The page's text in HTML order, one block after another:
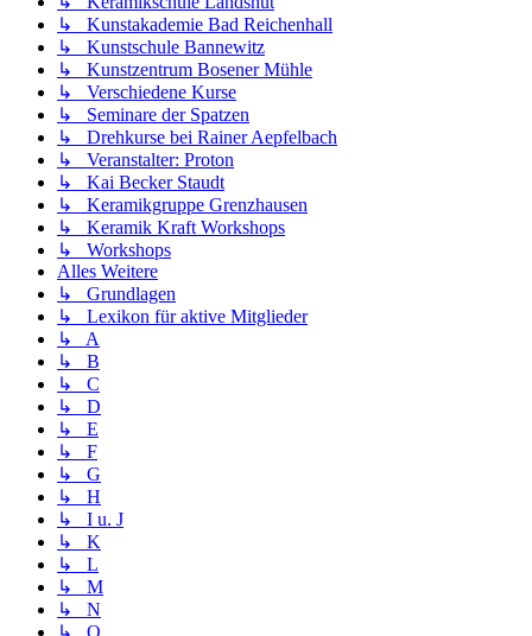
↳ Kunstakademie Bad Reichenhall
↳ Kunstschule Bannewitz
↳ Kunstzentrum Bosener Mühle
↳ Verschiedene Kurse
↳ Seminare der Spatzen
↳ Drehkurse bei Rainer Aepfelbach
↳ Veranstalter: Proton
↳ Kai Becker Staudt
↳ Keramikgruppe Grenzhausen
↳ Keramik Kraft Workshops
↳ Workshops
Alles Weitere
↳ Grundlagen
↳ Lexikon für aktive Mitglieder
↳ A
↳ B
↳ C
↳ D
↳ E
↳ F
↳ G
↳ H
↳ I u. J
↳ K
↳ L
↳ M
↳ N
↳ O